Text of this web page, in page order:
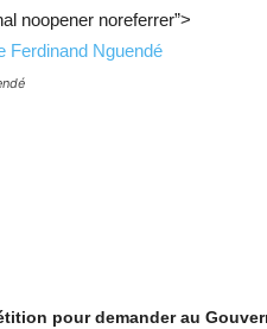
noopener noreferrer”>
pour demander au